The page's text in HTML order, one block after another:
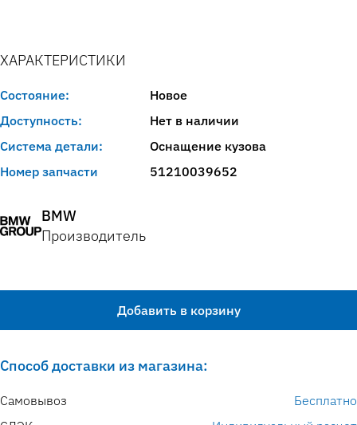
ХАРАКТЕРИСТИКИ
Состояние:
Новое
Доступность:
Нет в наличии
Система детали:
Оснащение кузова
Номер запчасти
51210039652
BMW
Производитель
Добавить в корзину
Способ доставки из магазина:
Самовывоз
Бесплатно